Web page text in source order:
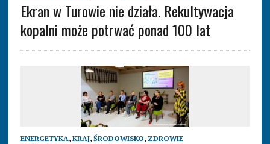
Ekran w Turowie nie działa. Rekultywacja
kopalni może potrwać ponad 100 lat
ENERGETYKA, KRAJ, ŚRODOWISKO, ZDROWIE